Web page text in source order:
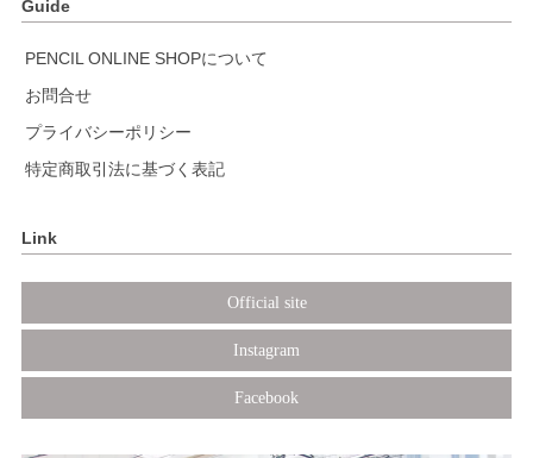
Guide
PENCIL ONLINE SHOPについて
お問合せ
プライバシーポリシー
特定商取引法に基づく表記
Link
Official site
Instagram
Facebook